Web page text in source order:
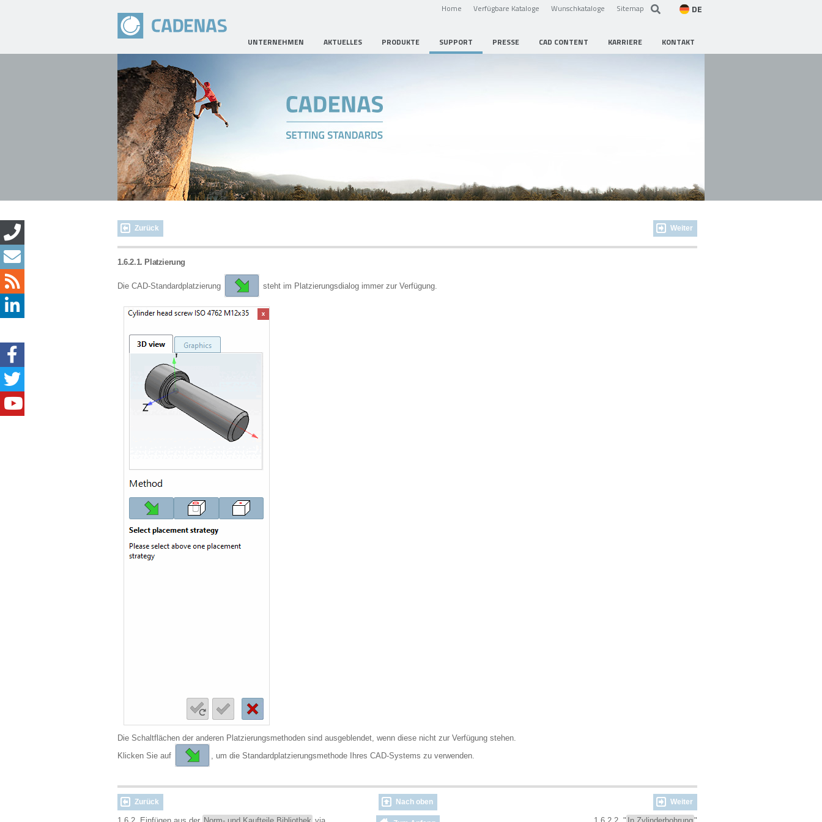
Home Verfügbare Kataloge Wunschkataloge Sitemap DE
UNTERNEHMEN AKTUELLES PRODUKTE SUPPORT PRESSE CAD CONTENT KARRIERE KONTAKT
Zurück Weiter
1.6.2.1. Platzierung
Die CAD-Standardplatzierung steht im Platzierungsdialog immer zur Verfügung.
Die Schaltflächen der anderen Platzierungsmethoden sind ausgeblendet, wenn diese nicht zur Verfügung stehen.
Klicken Sie auf
, um die Standardplatzierungsmethode Ihres CAD-Systems zu verwenden.
Zurück Nach oben Weiter